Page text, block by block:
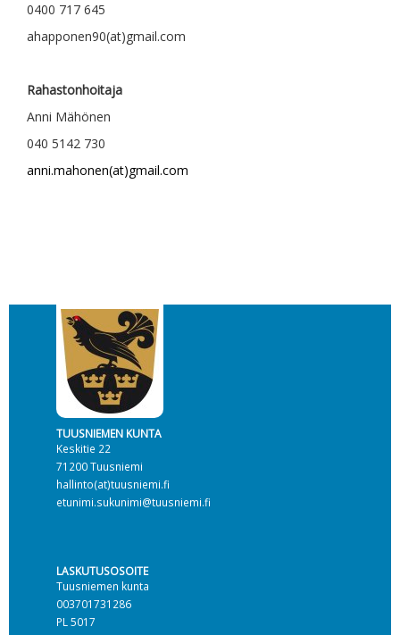
0400 717 645
ahapponen90(at)gmail.com
Rahastonhoitaja
Anni Mähönen
040 5142 730
anni.mahonen(at)gmail.com
TUUSNIEMEN KUNTA
Keskitie 22
71200 Tuusniemi
hallinto(at)tuusniemi.fi
etunimi.sukunimi@tuusniemi.fi
LASKUTUSOSOITE
Tuusniemen kunta
003701731286
PL 5017